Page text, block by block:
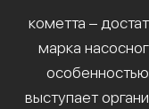
кометта –
марка
выступает